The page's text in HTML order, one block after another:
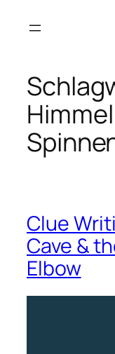
Inhalt
Clue
Cave &
Elbow